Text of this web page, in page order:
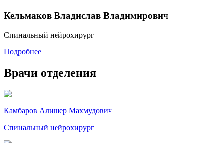
Кельмаков Владислав Владимирович
Спинальный нейрохирург
Подробнее
Врачи отделения
Камбаров Алишер Махмудович
Спинальный нейрохирург